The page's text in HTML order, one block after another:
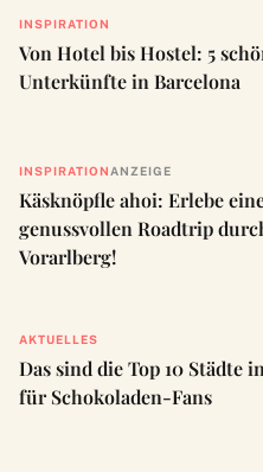
INSPIRATION
Von Hotel bis Hostel: 5
Unterkünfte in Barcelona
INSPIRATION ANZEIGE
Käsknöpfle ahoi: Erlebe
genussvollen Roadtrip
Vorarlberg!
AKTUELLES
Das sind die Top 10 Städte
für Schokoladen-Fans